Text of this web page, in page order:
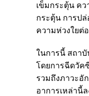
เข็มกระตุ้น ค
กระตุ้น การป
ความห่วงใยต่
ในการนี้ สถา
โดยการฉีดวัค
รวมถึงภาวะอั
อาการเหล่านี้